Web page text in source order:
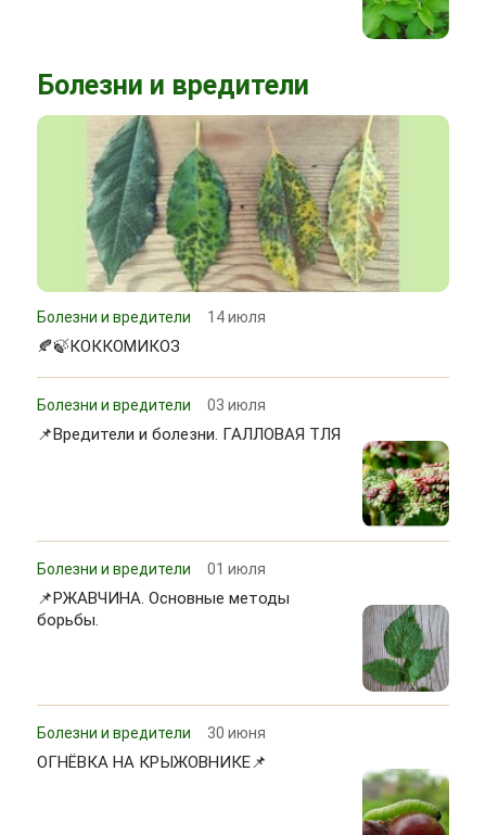
Болезни и вредители
Болезни и вредители 14 июля
🍂🍃КОККОМИКОЗ
Болезни и вредители 03 июля
📌Вредители и болезни. ГАЛЛОВАЯ ТЛЯ
Болезни и вредители 01 июля
📌РЖАВЧИНА. Основные методы
борьбы.
Болезни и вредители 30 июня
ОГНЁВКА НА КРЫЖОВНИКЕ📌